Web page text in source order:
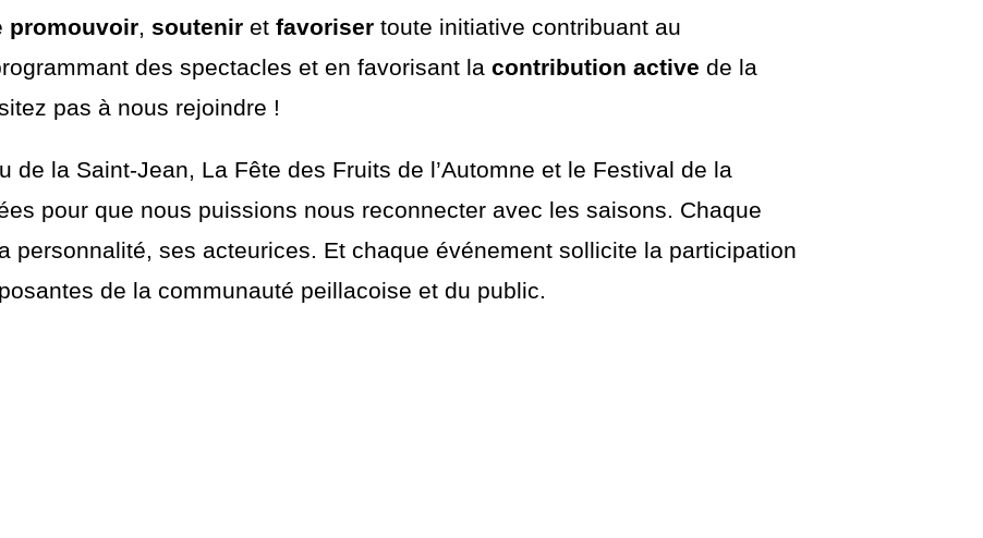
promouvoir, soutenir et favoriser toute initiative contribuant au
des spectacles et en favorisant la contribution active de la
pas à nous rejoindre !
de la Saint-Jean, La Fête des Fruits de l’Automne et le Festival de la
pour que nous puissions nous reconnecter avec les saisons. Chaque
personnalité, ses acteurices. Et chaque événement sollicite la participation
de la communauté peillacoise et du public.